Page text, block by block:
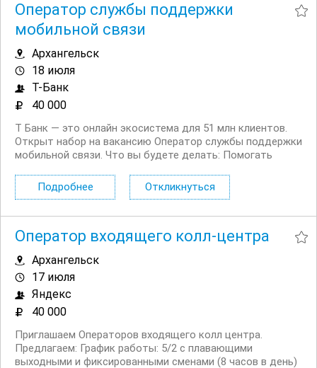
Оператор службы поддержки
мобильной связи
Архангельск
18 июля
Т-Банк
40 000
Т Банк — это онлайн экосистема для 51 млн клиентов.
Открыт набор на вакансию Оператор службы поддержки
мобильной связи. Что вы будете делать: Помогать
использования мобильной связи Помогать с
настройками мобильной связи ...
Подробнее Откликнуться
Оператор входящего колл-центра
Архангельск
17 июля
Яндекс
40 000
Приглашаем Операторов входящего колл центра.
Предлагаем: График работы: 5/2 с плавающими
выходными и фиксированными сменами (8 часов в день)